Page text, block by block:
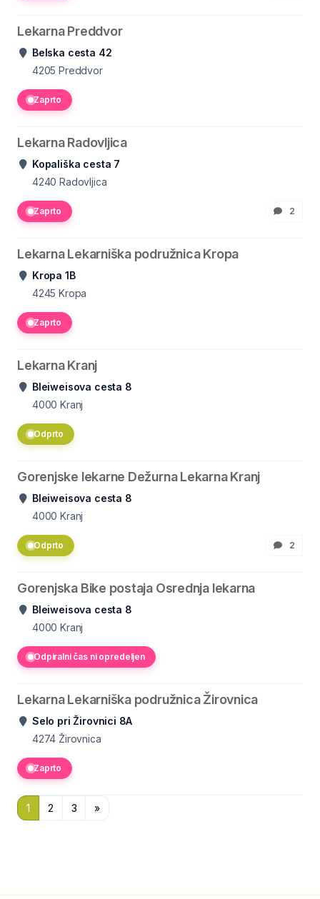
Lekarna Preddvor
Belska cesta 42
4205 Preddvor
Zaprto
Lekarna Radovljica
Kopališka cesta 7
4240 Radovljica
Zaprto 2
Lekarna Lekarniška podružnica Kropa
Kropa 1B
4245 Kropa
Zaprto
Lekarna Kranj
Bleiweisova cesta 8
4000 Kranj
Odprto
Gorenjske lekarne Dežurna Lekarna Kranj
Bleiweisova cesta 8
4000 Kranj
Odprto 2
Gorenjska Bike postaja Osrednja lekarna
Bleiweisova cesta 8
4000 Kranj
Odpiralni čas ni opredeljen
Lekarna Lekarniška podružnica Žirovnica
Selo pri Žirovnici 8A
4274 Žirovnica
Zaprto
1 2 3 »